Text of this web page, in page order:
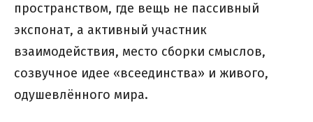
пространством, где вещь не пассивный
экспонат, а активный участник
взаимодействия, место сборки смыслов,
созвучное идее «всеединства» и живого,
одушевлённого мира.